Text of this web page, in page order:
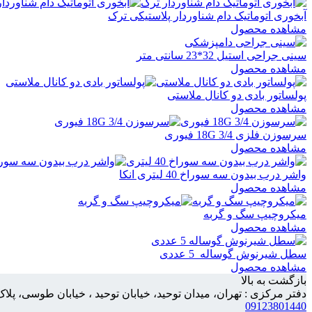
آبخوری اتوماتیک دام شناوردار پلاستیکی ترک
مشاهده محصول
سینی جراحی استیل 32*23 سانتی متر
مشاهده محصول
پولساتور بادی دو کانال ملاستی
مشاهده محصول
سرسوزن فلزی 3/4 18G فیوری
مشاهده محصول
واشر درب بیدون سه سوراخ 40 لیتری انکا
مشاهده محصول
میکروچیپ سگ و گربه
مشاهده محصول
سطل شیرنوش گوساله 5 عددی
مشاهده محصول
بازگشت به بالا
دفتر مرکزی : تهران، میدان توحید، خیابان توحید ، خیابان طوسی، پلاک 158،
09123801440